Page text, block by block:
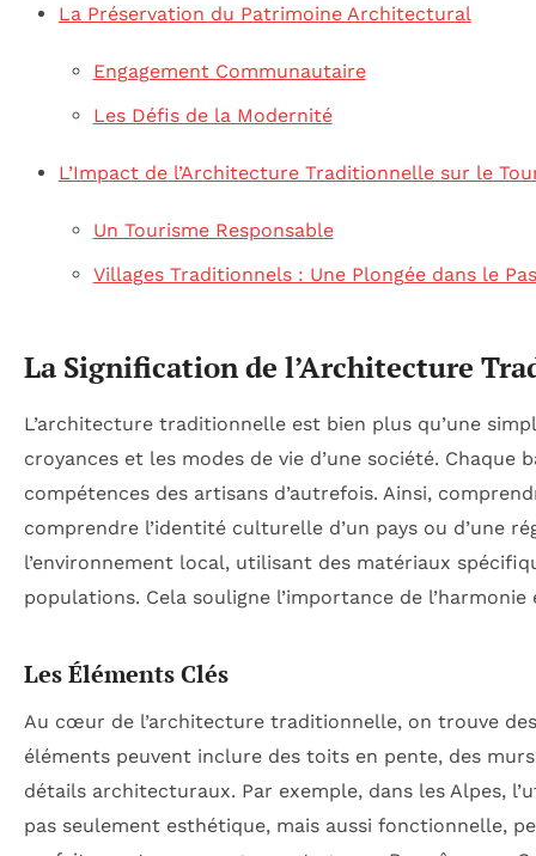
La Préservation du Patrimoine Architectural
Engagement Communautaire
Les Défis de la Modernité
L’Impact de l’Architecture Traditionnelle sur le
Un Tourisme Responsable
Villages Traditionnels : Une Plongée dans le
La Signification de l’Architecture
L’architecture traditionnelle est bien plus qu’une
croyances et les modes de vie d’une société.
compétences des artisans d’autrefois. Ainsi,
comprendre l’identité culturelle d’un pays ou d’une
l’environnement local, utilisant des matériaux
populations. Cela souligne l’importance de
Les Éléments Clés
Au cœur de l’architecture traditionnelle, on trouve
éléments peuvent inclure des toits en pente, des
détails architecturaux. Par exemple, dans les Alpes,
pas seulement esthétique, mais aussi fonctionnelle,